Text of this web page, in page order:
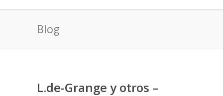
Blog
L.de-Grange y otros –